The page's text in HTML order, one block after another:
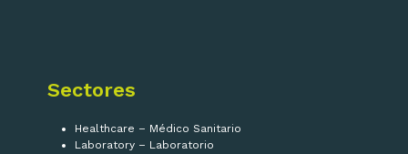
Sectores
Healthcare – Médico Sanitario
Laboratory – Laboratorio